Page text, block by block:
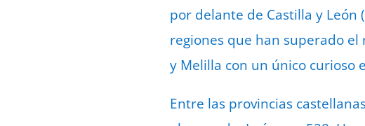
por delante de Castilla y León
regiones que han superado
y Melilla con un único curioso
Entre las provincias